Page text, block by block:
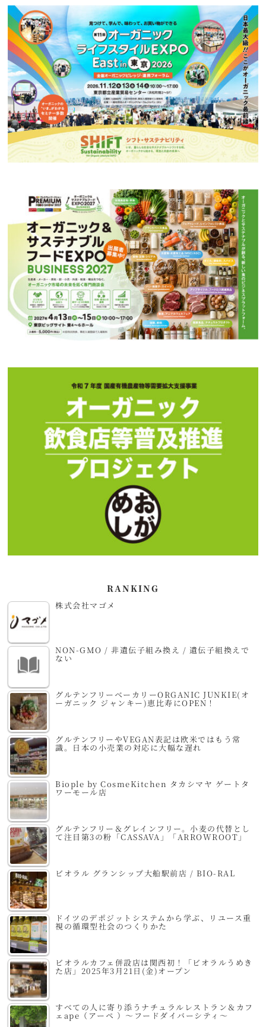
RANKING
株式会社マゴメ
NON-GMO / 非遺伝子組み換え / 遺伝子組換えで
ない
グルテンフリーベーカリーORGANIC JUNKIE(オ
ーガニック ジャンキー)恵比寿にOPEN！
グルテンフリーやVEGAN表記は欧米ではもう常
識。日本の小売業の対応に大幅な遅れ
Biople by CosmeKitchen タカシマヤ ゲートタ
ワーモール店
グルテンフリー＆グレインフリー。小麦の代替とし
て注目第3の粉「CASSAVA」「ARROWROOT」
ビオラル グランシップ大船駅前店 / BIO-RAL
ドイツのデポジットシステムから学ぶ、リユース重
視の循環型社会のつくりかた
ビオラルカフェ併設店は関西初！「ビオラルうめき
た店」2025年3月21日(金)オープン
すべての人に寄り添うナチュラルレストラン＆カフ
ェape（アーペ ）～フードダイバーシティ～